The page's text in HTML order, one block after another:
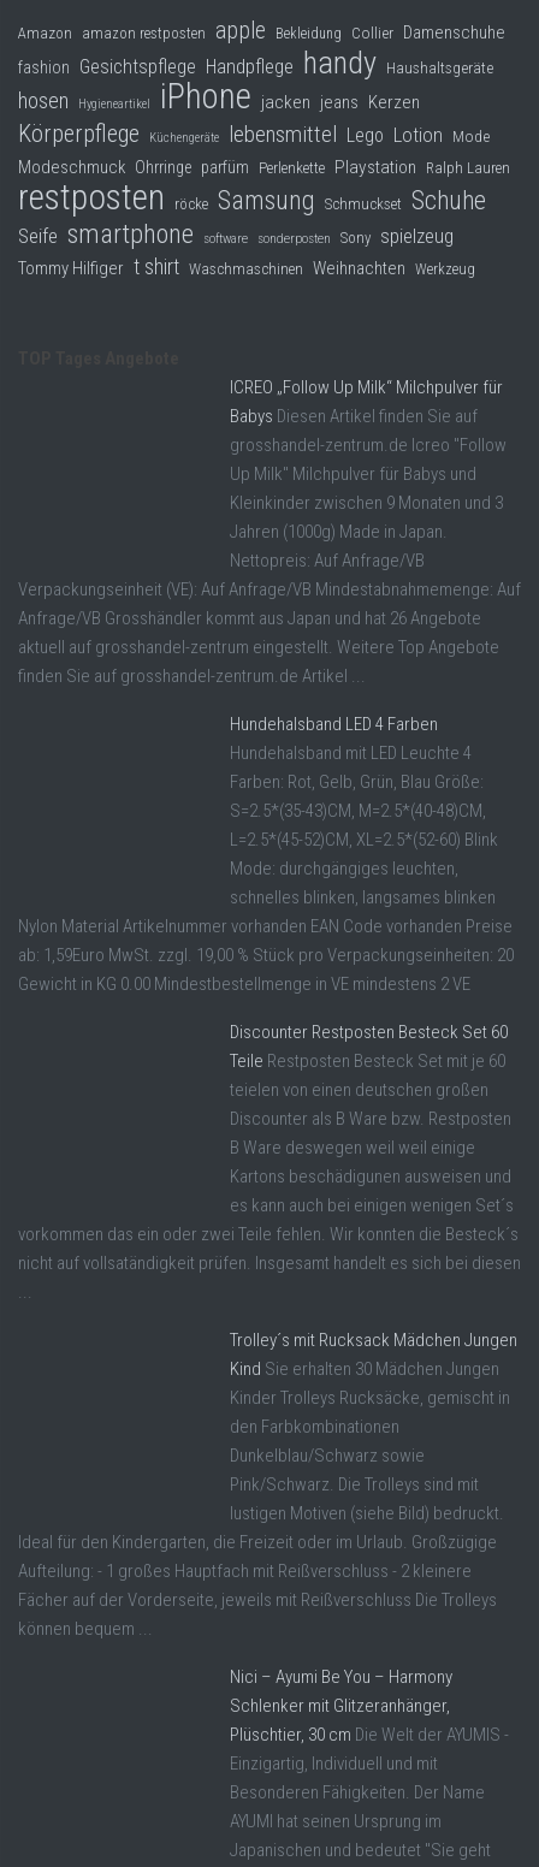
Amazon amazon restposten apple Bekleidung Collier Damenschuhe
fashion Gesichtspflege Handpflege handy Haushaltsgeräte
hosen Hygieneartikel iPhone jacken jeans Kerzen
Körperpflege Küchengeräte lebensmittel Lego Lotion Mode
Modeschmuck Ohrringe parfüm Perlenkette Playstation Ralph Lauren
restposten röcke Samsung Schmuckset Schuhe
Seife smartphone software sonderposten Sony spielzeug
Tommy Hilfiger t shirt Waschmaschinen Weihnachten Werkzeug
ICREO „Follow Up Milk“ Milchpulver für
Babys Diesen Artikel finden Sie auf
grosshandel-zentrum.de Icreo "Follow
Up Milk" Milchpulver für Babys und
Kleinkinder zwischen 9 Monaten und 3
Jahren (1000g) Made in Japan.
Nettopreis: Auf Anfrage/VB
Verpackungseinheit (VE): Auf Anfrage/VB Mindestabnahmemenge: Auf
Anfrage/VB Grosshändler kommt aus Japan und hat 26 Angebote
aktuell auf grosshandel-zentrum eingestellt. Weitere Top Angebote
finden Sie auf grosshandel-zentrum.de Artikel ...
Hundehalsband LED 4 Farben
Hundehalsband mit LED Leuchte 4
Farben: Rot, Gelb, Grün, Blau Größe:
S=2.5*(35-43)CM, M=2.5*(40-48)CM,
L=2.5*(45-52)CM, XL=2.5*(52-60) Blink
Mode: durchgängiges leuchten,
schnelles blinken, langsames blinken
Nylon Material Artikelnummer vorhanden EAN Code vorhanden Preise
ab: 1,59Euro MwSt. zzgl. 19,00 % Stück pro Verpackungseinheiten: 20
Gewicht in KG 0.00 Mindestbestellmenge in VE mindestens 2 VE
Discounter Restposten Besteck Set 60
Teile Restposten Besteck Set mit je 60
teielen von einen deutschen großen
Discounter als B Ware bzw. Restposten
B Ware deswegen weil weil einige
Kartons beschädigunen ausweisen und
es kann auch bei einigen wenigen Set´s
vorkommen das ein oder zwei Teile fehlen. Wir konnten die Besteck´s
nicht auf vollsatändigkeit prüfen. Insgesamt handelt es sich bei diesen
...
Trolley´s mit Rucksack Mädchen Jungen
Kind Sie erhalten 30 Mädchen Jungen
Kinder Trolleys Rucksäcke, gemischt in
den Farbkombinationen
Dunkelblau/Schwarz sowie
Pink/Schwarz. Die Trolleys sind mit
lustigen Motiven (siehe Bild) bedruckt.
Ideal für den Kindergarten, die Freizeit oder im Urlaub. Großzügige
Aufteilung: - 1 großes Hauptfach mit Reißverschluss - 2 kleinere
Fächer auf der Vorderseite, jeweils mit Reißverschluss Die Trolleys
können bequem ...
Nici – Ayumi Be You – Harmony
Schlenker mit Glitzeranhänger,
Plüschtier, 30 cm Die Welt der AYUMIS -
Einzigartig, Individuell und mit
Besonderen Fähigkeiten. Der Name
AYUMI hat seinen Ursprung im
Japanischen und bedeutet "Sie geht